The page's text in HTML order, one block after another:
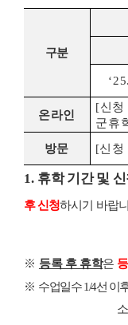
구분
온라인
[신청
군휴
방문
[신청
1. 휴학 기간 및
후 신청하시기 바랍
※ 등록 후 휴학은
※ 수업일수1/4선 이